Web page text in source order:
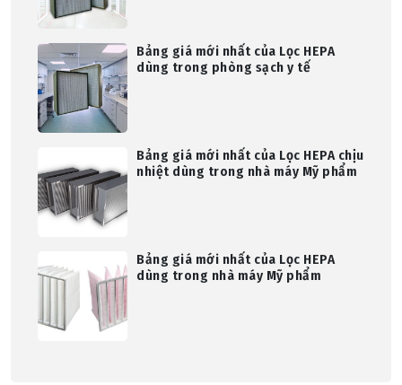
Bảng giá mới nhất của Lọc HEPA
dùng trong phòng sạch y tế
Bảng giá mới nhất của Lọc HEPA chịu
nhiệt dùng trong nhà máy Mỹ phẩm
Bảng giá mới nhất của Lọc HEPA
dùng trong nhà máy Mỹ phẩm